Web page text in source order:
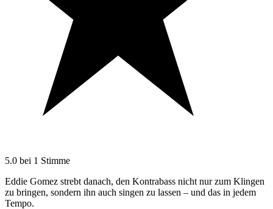
5.0 bei 1 Stimme
Eddie Gomez strebt danach, den Kontrabass nicht nur zum Klingen
zu bringen, sondern ihn auch singen zu lassen – und das in jedem
Tempo.